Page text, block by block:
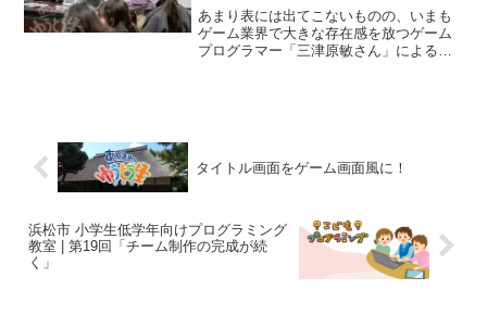
ができました！
あまり表には出てこないものの、いまも
ゲーム業界で大きな存在感を放つゲーム
プログラマー「三津原敏さん」による、
タイトル画面をゲーム画面風に！
浜松市 小学生低学年向けプログラミング
教室 | 第19回「チーム制作の完成が続
く」